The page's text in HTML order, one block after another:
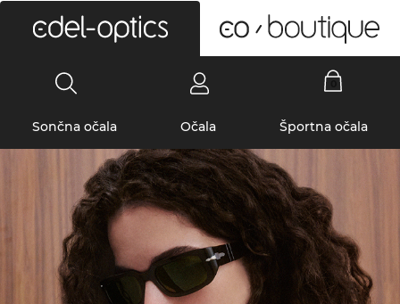
Sončna očala Očala Športna očala